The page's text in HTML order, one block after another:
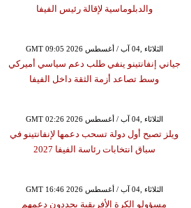
والدبلوماسية لإقالة رئيس الفيفا
GMT 09:05 2026 الثلاثاء ,04 آب / أغسطس
جياني إنفانتينو ينفي طلب دعم سياسي أميركي
وسط تصاعد أزمة الثقة داخل الفيفا
GMT 02:26 2026 الثلاثاء ,04 آب / أغسطس
ويلز تصبح أول دولة تسحب دعمها لإنفانتينو في
سباق انتخابات رئاسة الفيفا 2027
GMT 16:46 2026 الثلاثاء ,04 آب / أغسطس
مسؤولو الكرة الأفريقية يجددون دعمهم